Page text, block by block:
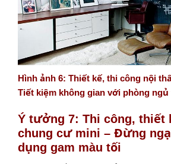
Hình ảnh 6: Thiết kế, thi công nội
Tiết kiệm không gian với phòng ngủ
Ý tưởng 7: Thi công, thiết
chung cư mini – Đừng
dụng gam màu tối